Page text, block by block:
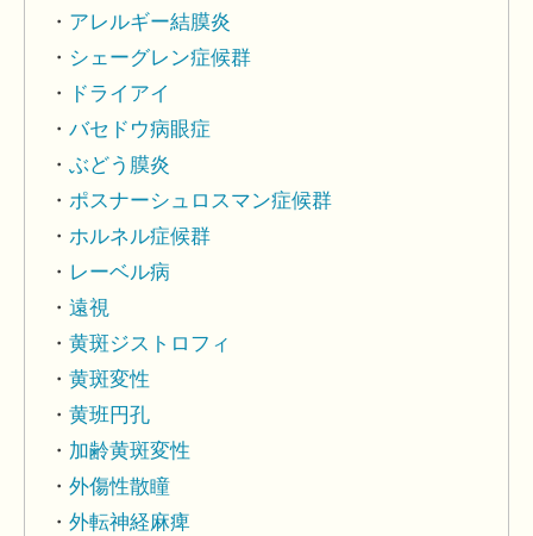
アレルギー結膜炎
シェーグレン症候群
ドライアイ
バセドウ病眼症
ぶどう膜炎
ポスナーシュロスマン症候群
ホルネル症候群
レーベル病
遠視
黄斑ジストロフィ
黄斑変性
黄班円孔
加齢黄斑変性
外傷性散瞳
外転神経麻痺